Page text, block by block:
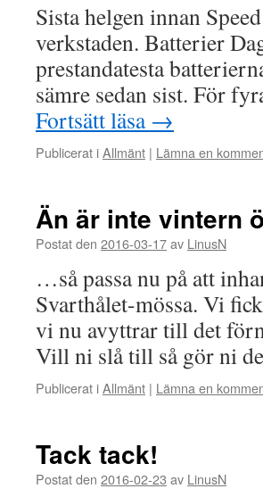
Sista helgen innan
verkstaden. Batterier
prestandatesta
sämre sedan sist. För
Fortsätt läsa →
Publicerat iAllmänt | Lämna en
Än är inte vintern
Postat den 2016-03-17av LinusN
…så passa nu på att
Svarthålet-mössa. Vi
vi nu avyttrar till det
Vill ni slå till så gör ni
Publicerat iAllmänt | Lämna en
Tack tack!
Postat den 2016-02-23 av LinusN